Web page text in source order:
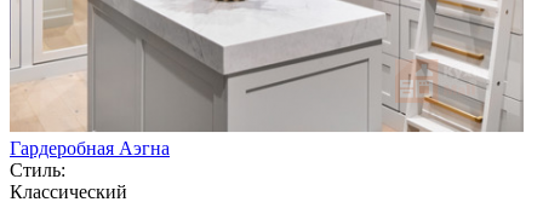
Гардеробная Аэгна
Стиль:
Классический